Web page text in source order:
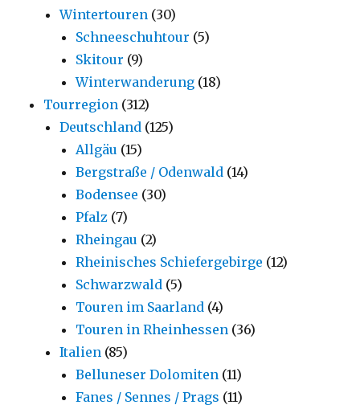
Wintertouren (30)
Schneeschuhtour (5)
Skitour (9)
Winterwanderung (18)
Tourregion (312)
Deutschland (125)
Allgäu (15)
Bergstraße / Odenwald (14)
Bodensee (30)
Pfalz (7)
Rheingau (2)
Rheinisches Schiefergebirge (12)
Schwarzwald (5)
Touren im Saarland (4)
Touren in Rheinhessen (36)
Italien (85)
Belluneser Dolomiten (11)
Fanes / Sennes / Prags (11)